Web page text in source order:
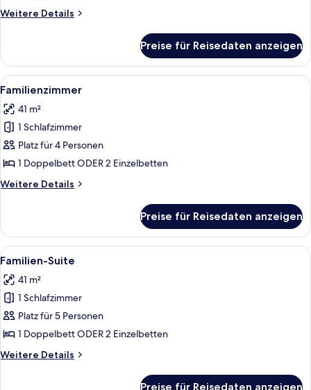
Weitere Details
Weitere
Zimmer
Preise für Reisedaten anzeigen
Alle
Fotos
für
Familienzimmer
anzeigen
Ein modernes Hotelzimmer mit
5
Familienzimmer
41 m²
1 Schlafzimmer
Platz für 4 Personen
1 Doppelbett ODER 2 Einzelbetten
Weitere Details
Weitere
Preise für Reisedaten anzeigen
Alle
Fotos
für
Familien-
Suite
anzeigen
Ein modernes Hotelzimmer mit
5
Familien-Suite
41 m²
1 Schlafzimmer
Platz für 5 Personen
1 Doppelbett ODER 2 Einzelbetten
Weitere Details
Weitere
Preise für Reisedaten anzeigen